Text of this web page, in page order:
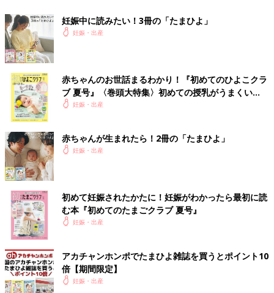
妊娠中に読みたい！3冊の「たまひよ」
妊娠・出産
赤ちゃんのお世話まるわかり！『初めてのひよこクラ
ブ 夏号』〈巻頭大特集〉初めての授乳がうまくい
く！ おっぱい・ミルクの基本と夏のトラブル 解決テ
妊娠・出産
赤ちゃんが生まれたら！2冊の「たまひよ」
妊娠・出産
初めて妊娠されたかたに！妊娠がわかったら最初に読
む本『初めてのたまごクラブ 夏号』
妊娠・出産
アカチャンホンポでたまひよ雑誌を買うとポイント10
倍【期間限定】
妊娠・出産